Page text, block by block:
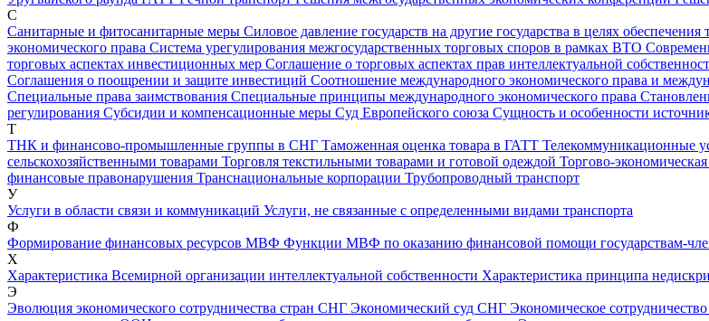
С
Санитарные и фитосанитарные меры Силовое давление государств на другие государства в целях
экономического права Система урегулирования межгосударственных торговых споров в рамках ВТО
торговых аспектах инвестиционных мер Соглашение о торговых аспектах прав интеллектуальной
Соглашения о поощрении и защите инвестиций Соотношение международного экономического права и
Специальные права заимствования Специальные принципы международного экономического права
регулирования Субсидии и компенсационные меры Суд Европейского союза Сущность и особенности
Т
ТНК и финансово-промышленные группы в СНГ Таможенная оценка товара в ГАТТ Телекоммуникационные
сельскохозяйственными товарами Торговля текстильными товарами и готовой одеждой Торгово-
финансовые правонарушения Транснациональные корпорации Трубопроводный транспорт
У
Услуги в области связи и коммуникаций Услуги, не связанные с определенными видами транспорта
Ф
Формирование финансовых ресурсов МВФ Функции МВФ по оказанию финансовой помощи государствам-
Х
Характеристика Всемирной организации интеллектуальной собственности Характеристика принципа
Э
Эволюция экономического сотрудничества стран СНГ Экономический суд СНГ Экономическое